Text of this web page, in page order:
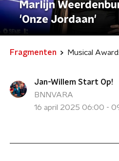
Marlijn
'Onze Jordaan'
Fragmenten
Jan-Willem Start Op!
BNNVARA
16 april 2025 06:00 -